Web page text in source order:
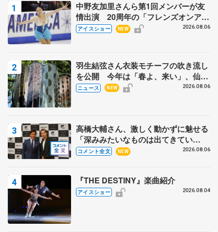
中野友加里さんら第1回メンバーが友
情出演 20周年の「フレンズオンアイ
ス」 宮本賢二さん、有川梨絵さん、
アイスショー NEW 2026.08.06
羽生結弦さん衣装モチーフの吹き流し
を公開 今年は「春よ、来い」、仙台
の瑞鳳殿
ニュース NEW 2026.08.06
高橋大輔さん、激しく動かずに魅せる
「深みみたいなものは出てきてい
る？」 〝兄さん〟と慕うレジェンド
コメント全文 NEW 2026.08.06
『THE DESTINY』楽曲紹介
アイスショー 2026.08.04